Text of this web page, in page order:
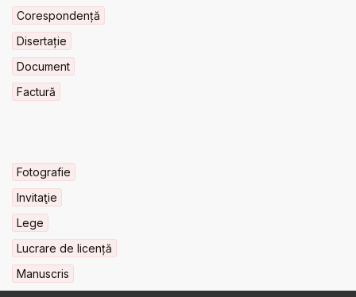
Corespondență
Disertație
Document
Factură
Fotografie
Invitaţie
Lege
Lucrare de licență
Manuscris